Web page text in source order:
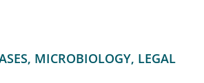
MICROBIOLOGY, LEGAL